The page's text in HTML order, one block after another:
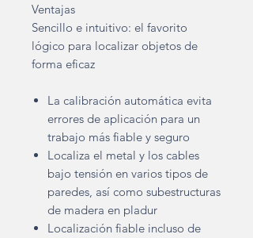
Ventajas
Sencillo e intuitivo: el favorito
lógico para localizar objetos de
forma eficaz
La calibración automática evita
errores de aplicación para un
trabajo más fiable y seguro
Localiza el metal y los cables
bajo tensión en varios tipos de
paredes, así como subestructuras
de madera en pladur
Localización fiable incluso de